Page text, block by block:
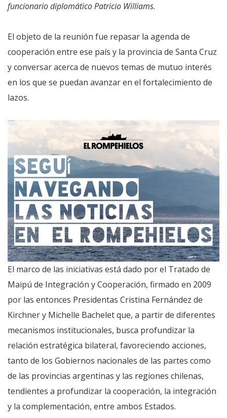
funcionario diplomático Patricio Williams.
El objeto de la reunión fue repasar la agenda de
cooperación entre ese país y la provincia de Santa Cruz
y conversar acerca de nuevos temas de mutuo interés
en los que se puedan avanzar en el fortalecimiento de
lazos.
El marco de las iniciativas está dado por el Tratado de
Maipú de Integración y Cooperación, firmado en 2009
por las entonces Presidentas Cristina Fernández de
Kirchner y Michelle Bachelet que, a partir de diferentes
mecanismos institucionales, busca profundizar la
relación estratégica bilateral, favoreciendo acciones,
tanto de los Gobiernos nacionales de las partes como
de las provincias argentinas y las regiones chilenas,
tendientes a profundizar la cooperación, la integración
y la complementación, entre ambos Estados.